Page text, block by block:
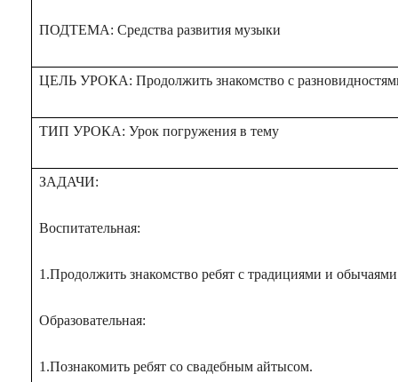
ПОДТЕМА: Средства развития музыки
ЦЕЛЬ УРОКА: Продолжить знакомство с
ТИП УРОКА: Урок погружения в тему
ЗАДАЧИ:
Воспитательная:
1.Продолжить знакомство ребят с традициями и обычаями
Образовательная:
1.Познакомить ребят со свадебным айтысом.